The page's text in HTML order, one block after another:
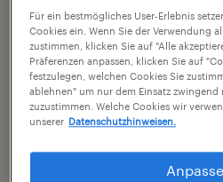
Für ein bestmögliches User-Erlebnis
Cookies ein. Wenn Sie der Verwendung
zustimmen, klicken Sie auf "Alle
Präferenzen anpassen, klicken Sie auf
festzulegen, welchen Cookies Sie
ablehnen" um nur dem Einsatz
zuzustimmen. Welche Cookies wir
unserer Datenschutzhinweisen.